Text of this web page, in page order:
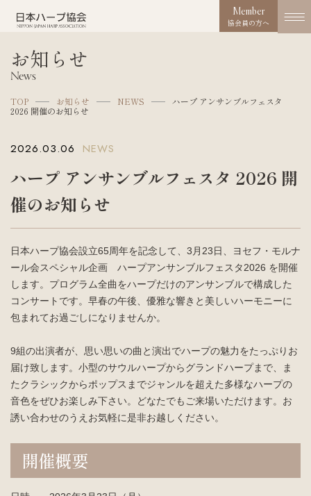
Join us
Contact us
コンクール
Competition
お知らせ
News
Member
協会員の方へ
お知らせ
News
TOP お知らせ NEWS
ハープ アンサンブルフェスタ
2026 開催のお知らせ
2026.03.06 NEWS
ハープ アンサンブルフェスタ 2026 開
催のお知らせ
日本ハープ協会設立65周年を記念して、3月23日、ヨセフ・モルナ
ール会スペシャル企画 ハープアンサンブルフェスタ2026 を開催
します。プログラム全曲をハープだけのアンサンブルで構成した
コンサートです。早春の午後、優雅な響きと美しいハーモニーに
包まれてお過ごしになりませんか。
9組の出演者が、思い思いの曲と演出でハープの魅力をたっぷりお
届け致します。小型のサウルハープからグランドハープまで、ま
たクラシックからポップスまでジャンルを超えた多様なハープの
音色をぜひお楽しみ下さい。どなたでもご来場いただけます。お
誘い合わせのうえお気軽に是非お越しください。
開催概要